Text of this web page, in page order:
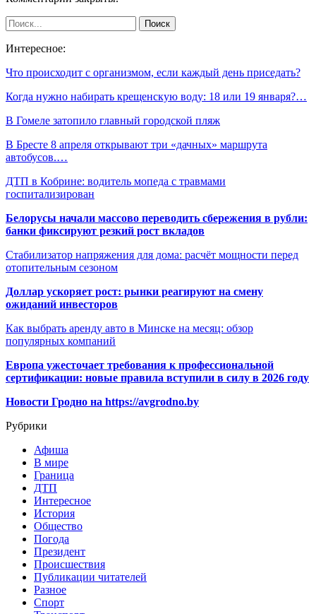
Интересное:
Что происходит с организмом, если каждый день приседать?
Когда нужно набирать крещенскую воду: 18 или 19 января?…
В Гомеле затопило главный городской пляж
В Бресте 8 апреля открывают три «дачных» маршрута
автобусов.…
ДТП в Кобрине: водитель мопеда с травмами
госпитализирован
Белорусы начали массово переводить сбережения в рубли:
банки фиксируют резкий рост вкладов
Стабилизатор напряжения для дома: расчёт мощности перед
отопительным сезоном
Доллар ускоряет рост: рынки реагируют на смену
ожиданий инвесторов
Как выбрать аренду авто в Минске на месяц: обзор
популярных компаний
Европа ужесточает требования к профессиональной
сертификации: новые правила вступили в силу в 2026 году
Новости Гродно на https://avgrodno.by
Рубрики
Афиша
В мире
Граница
ДТП
Интересное
История
Общество
Погода
Президент
Происшествия
Публикации читателей
Разное
Спорт